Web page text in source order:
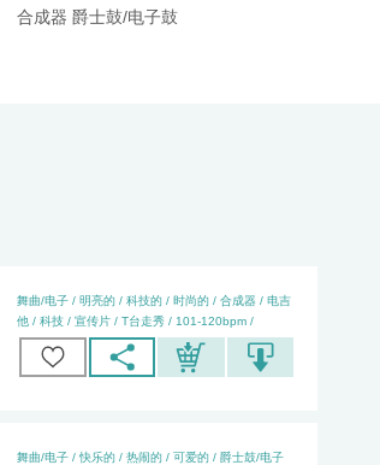
合成器 爵士鼓/电子鼓
舞曲/电子 / 明亮的 / 科技的 / 时尚的 / 合成器 / 电吉
他 / 科技 / 宣传片 / T台走秀 / 101-120bpm /
舞曲/电子 / 快乐的 / 热闹的 / 可爱的 / 爵士鼓/电子